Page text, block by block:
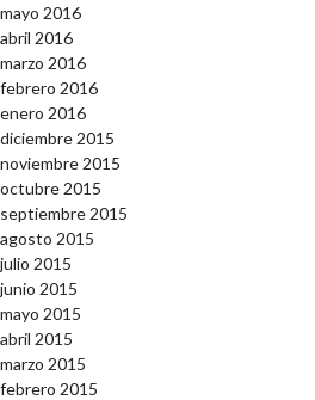
mayo 2016
abril 2016
marzo 2016
febrero 2016
enero 2016
diciembre 2015
noviembre 2015
octubre 2015
septiembre 2015
agosto 2015
julio 2015
junio 2015
mayo 2015
abril 2015
marzo 2015
febrero 2015